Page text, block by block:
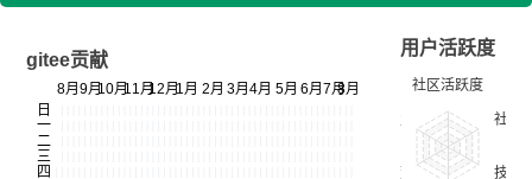
gitee贡献
用户活跃度